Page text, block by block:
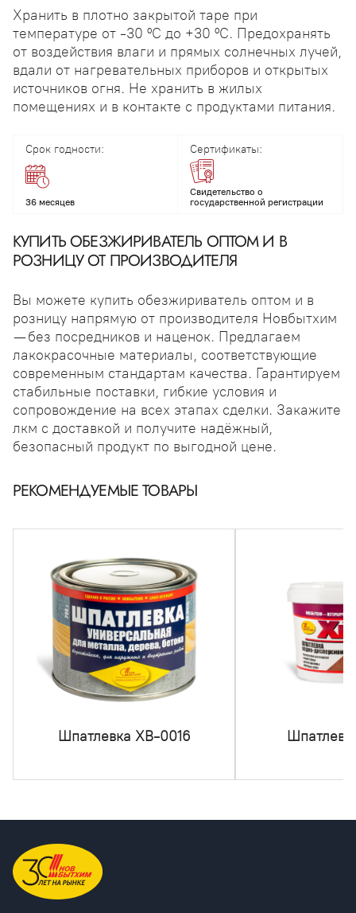
Хранить в плотно закрытой таре при
температуре от -30 ºС до +30 ºС. Предохранять
от воздействия влаги и прямых солнечных лучей,
вдали от нагревательных приборов и открытых
источников огня. Не хранить в жилых
помещениях и в контакте с продуктами питания.
Срок годности:
36 месяцев
Сертификаты:
Свидетельство о
государственной регистрации
КУПИТЬ ОБЕЗЖИРИВАТЕЛЬ ОПТОМ И В
РОЗНИЦУ ОТ ПРОИЗВОДИТЕЛЯ
Вы можете купить обезжириватель оптом и в
розницу напрямую от производителя Новбытхим
— без посредников и наценок. Предлагаем
лакокрасочные материалы, соответствующие
современным стандартам качества. Гарантируем
стабильные поставки, гибкие условия и
сопровождение на всех этапах сделки. Закажите
лкм с доставкой и получите надёжный,
безопасный продукт по выгодной цене.
РЕКОМЕНДУЕМЫЕ ТОВАРЫ
Шпатлевка ХВ-0016